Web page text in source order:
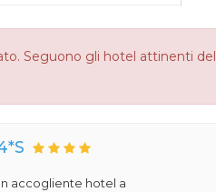
Seguono gli hotel attinenti
accogliente hotel a